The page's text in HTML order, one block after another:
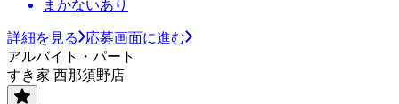
まかないあり
詳細を見る
応募画面に進む
アルバイト・パート
すき家 西那須野店